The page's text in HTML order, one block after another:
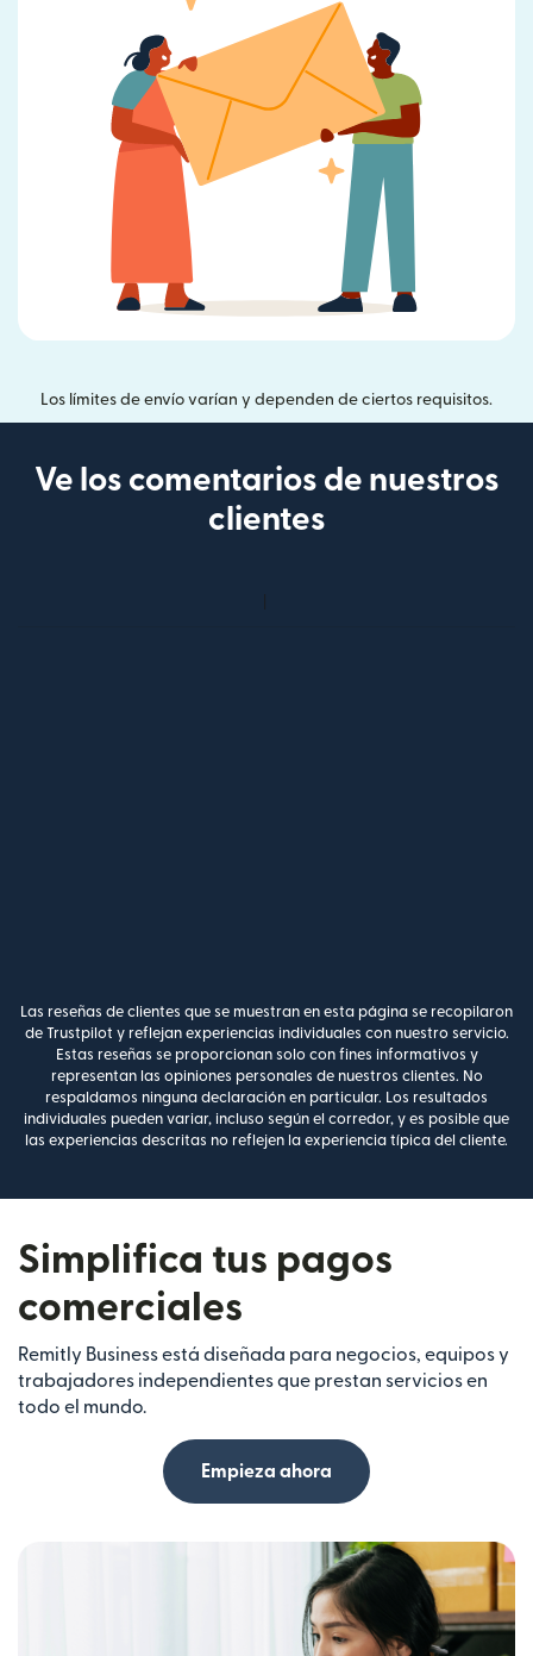
Los límites de envío varían y dependen de ciertos requisitos.
Ve los comentarios de nuestros
clientes
Las reseñas de clientes que se muestran en esta página se recopilaron
de Trustpilot y reflejan experiencias individuales con nuestro servicio.
Estas reseñas se proporcionan solo con fines informativos y
representan las opiniones personales de nuestros clientes. No
respaldamos ninguna declaración en particular. Los resultados
individuales pueden variar, incluso según el corredor, y es posible que
las experiencias descritas no reflejen la experiencia típica del cliente.
Simplifica tus pagos
comerciales
Remitly Business está diseñada para negocios, equipos y
trabajadores independientes que prestan servicios en
todo el mundo.
Empieza ahora